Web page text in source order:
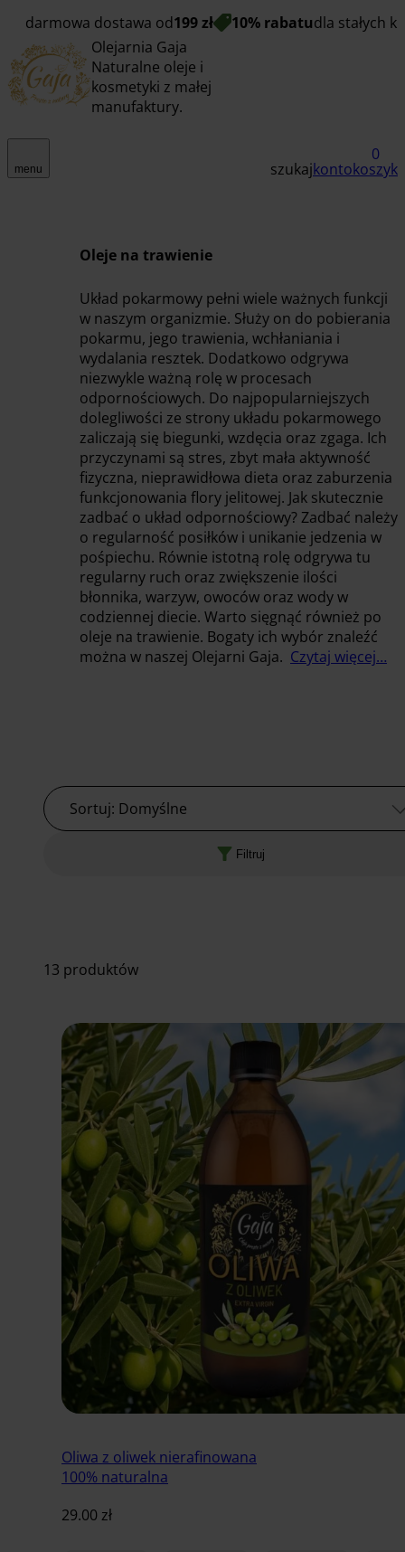
darmowa dostawa od199 zł 10% rabatudla stałych
Olejarnia Gaja
Naturalne oleje i
kosmetyki z małej
manufaktury.
menu szukajkonto
0
koszyk
Oleje na trawienie
Układ pokarmowy pełni wiele ważnych funkcji
w naszym organizmie. Służy on do pobierania
pokarmu, jego trawienia, wchłaniania i
wydalania resztek. Dodatkowo odgrywa
niezwykle ważną rolę w procesach
odpornościowych. Do najpopularniejszych
dolegliwości ze strony układu pokarmowego
zaliczają się biegunki, wzdęcia oraz zgaga. Ich
przyczynami są stres, zbyt mała aktywność
fizyczna, nieprawidłowa dieta oraz zaburzenia
funkcjonowania flory jelitowej. Jak skutecznie
zadbać o układ odpornościowy? Zadbać należy
o regularność posiłków i unikanie jedzenia w
pośpiechu. Równie istotną rolę odgrywa tu
regularny ruch oraz zwiększenie ilości
błonnika, warzyw, owoców oraz wody w
codziennej diecie. Warto sięgnąć również po
oleje na trawienie. Bogaty ich wybór znaleźć
można w naszej Olejarni Gaja. Czytaj więcej…
Sortuj: Domyślne
Filtruj
13 produktów
Oliwa z oliwek nierafinowana
100% naturalna
29.00 zł